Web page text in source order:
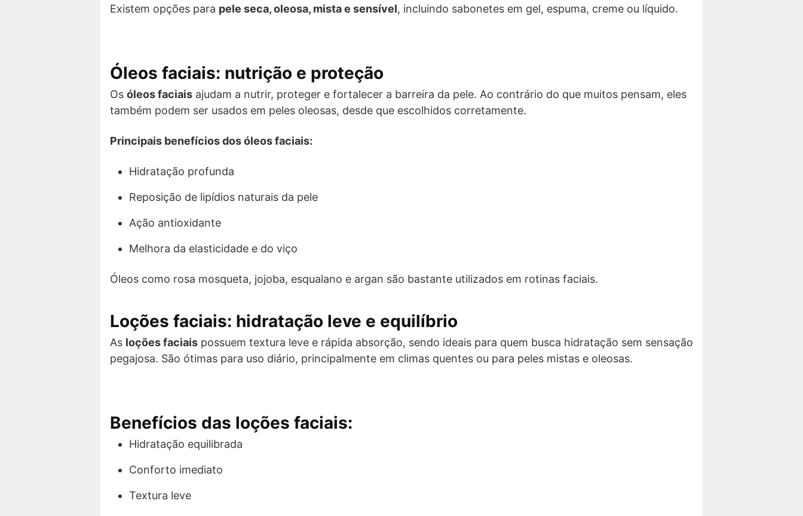
Existem opções para pele seca, oleosa, mista e sensível, incluindo sabonetes em gel, espuma, creme ou líquido.
Óleos faciais: nutrição e proteção
Os óleos faciais ajudam a nutrir, proteger e fortalecer a barreira da pele. Ao contrário do que muitos pensam, eles
também podem ser usados em peles oleosas, desde que escolhidos corretamente.
Principais benefícios dos óleos faciais:
Hidratação profunda
Reposição de lipídios naturais da pele
Ação antioxidante
Melhora da elasticidade e do viço
Óleos como rosa mosqueta, jojoba, esqualano e argan são bastante utilizados em rotinas faciais.
Loções faciais: hidratação leve e equilíbrio
As loções faciais possuem textura leve e rápida absorção, sendo ideais para quem busca hidratação sem sensação
pegajosa. São ótimas para uso diário, principalmente em climas quentes ou para peles mistas e oleosas.
Benefícios das loções faciais:
Hidratação equilibrada
Conforto imediato
Textura leve